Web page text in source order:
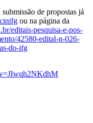
de propostas já
ou na página da
editais-pesquisa-e-pos-
42580-edital-n-026-
do-ifg